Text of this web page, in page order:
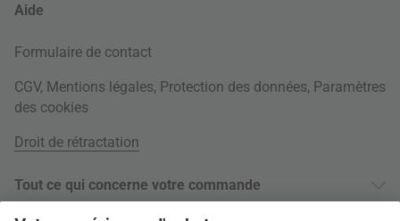
Aide
Formulaire de contact
CGV, Mentions légales, Protection des données, Paramètres
des cookies
Droit de rétractation
Tout ce qui concerne votre commande